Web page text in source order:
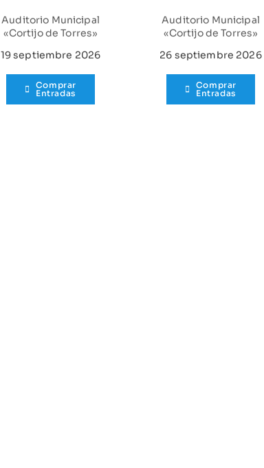
Auditorio Municipal
«Cortijo de Torres»
19 septiembre 2026
Comprar
Entradas
Auditorio Municipal
«Cortijo de Torres»
26 septiembre 2026
Comprar
Entradas